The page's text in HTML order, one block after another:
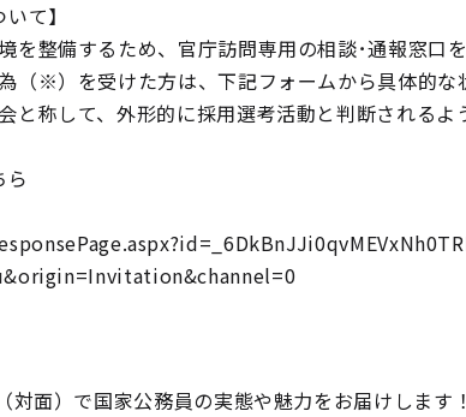
て】
を整備するため、官庁訪問専用の相談･通報窓口を
（※）を受けた方は、下記フォームから具体的な
称して、外形的に採用選考活動と判断されるよ
ら
面）で国家公務員の実態や魅力をお届けします！